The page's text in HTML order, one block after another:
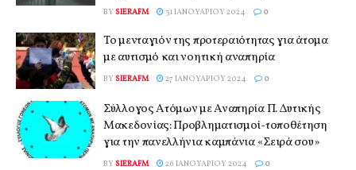
BY SIERAFM 31 ΙΑΝΟΥΑΡΊΟΥ 2024 0
Το μενταγιόν της προτεραιότητας για άτομα
με αυτισμό και νοητική αναπηρία
BY SIERAFM 27 ΙΑΝΟΥΑΡΊΟΥ 2024 0
Σύλλογος Ατόμων με Αναπηρία Π. Δυτικής
Μακεδονίας: Προβληματισμοί-τοποθέτηση
για την πανελλήνια καμπάνια «Σειρά σου»
BY SIERAFM 26 ΙΑΝΟΥΑΡΊΟΥ 2024 0